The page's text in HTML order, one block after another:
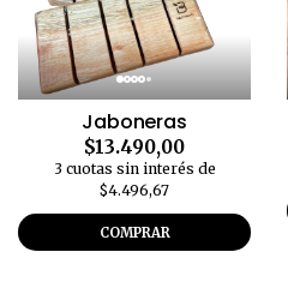
Jaboneras
$13.490,00
3 cuotas sin interés de
$4.496,67
COMPRAR